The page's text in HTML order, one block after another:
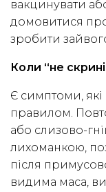
вакцинувати
домовитися
зробити
Коли “не
Є симптоми, які
правилом.
або слизово-
лихоманкою,
після
видима маса,